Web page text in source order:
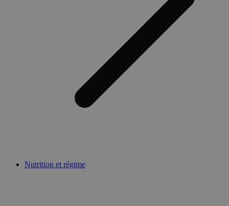
Nutrition et régime